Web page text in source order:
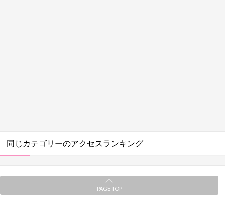
同じカテゴリーのアクセスランキング
PAGE TOP